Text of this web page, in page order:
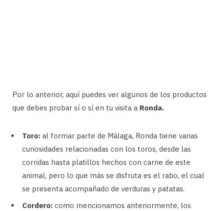
Por lo anterior, aquí puedes ver algunos de los productos
que debes probar sí o sí en tu visita a Ronda.
Toro: al formar parte de Málaga, Ronda tiene varias
curiosidades relacionadas con los toros, desde las
corridas hasta platillos hechos con carne de este
animal, pero lo que más se disfruta es el rabo, el cual
se presenta acompañado de verduras y patatas.
Cordero: como mencionamos anteriormente, los